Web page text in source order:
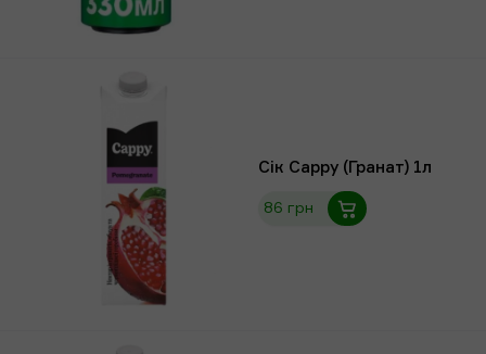
Сік Cappy (Гранат) 1л
86 грн